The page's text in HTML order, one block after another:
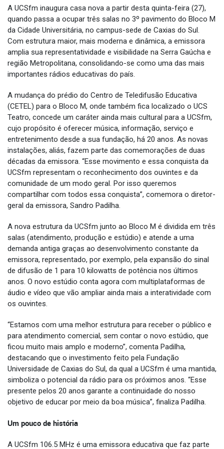
A UCSfm inaugura casa nova a partir desta quinta-feira (27),
quando passa a ocupar três salas no 3º pavimento do Bloco M
da Cidade Universitária, no campus-sede de Caxias do Sul.
Com estrutura maior, mais moderna e dinâmica, a emissora
amplia sua representatividade e visibilidade na Serra Gaúcha e
região Metropolitana, consolidando-se como uma das mais
importantes rádios educativas do país.
A mudança do prédio do Centro de Teledifusão Educativa
(CETEL) para o Bloco M, onde também fica localizado o UCS
Teatro, concede um caráter ainda mais cultural para a UCSfm,
cujo propósito é oferecer música, informação, serviço e
entretenimento desde a sua fundação, há 20 anos. As novas
instalações, aliás, fazem parte das comemorações de duas
décadas da emissora. “Esse movimento e essa conquista da
UCSfm representam o reconhecimento dos ouvintes e da
comunidade de um modo geral. Por isso queremos
compartilhar com todos essa conquista”, comemora o diretor-
geral da emissora, Sandro Padilha.
A nova estrutura da UCSfm junto ao Bloco M é dividida em três
salas (atendimento, produção e estúdio) e atende a uma
demanda antiga graças ao desenvolvimento constante da
emissora, representado, por exemplo, pela expansão do sinal
de difusão de 1 para 10 kilowatts de potência nos últimos
anos. O novo estúdio conta agora com multiplataformas de
áudio e vídeo que vão ampliar ainda mais a interatividade com
os ouvintes.
“Estamos com uma melhor estrutura para receber o público e
para atendimento comercial, sem contar o novo estúdio, que
ficou muito mais amplo e moderno”, comenta Padilha,
destacando que o investimento feito pela Fundação
Universidade de Caxias do Sul, da qual a UCSfm é uma mantida,
simboliza o potencial da rádio para os próximos anos. “Esse
presente pelos 20 anos garante a continuidade do nosso
objetivo de educar por meio da boa música”, finaliza Padilha.
Um pouco de história
A UCSfm 106.5 MHz é uma emissora educativa que faz parte